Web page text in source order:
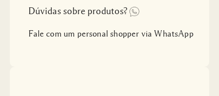
Dúvidas sobre produtos?
Fale com um personal shopper via WhatsApp